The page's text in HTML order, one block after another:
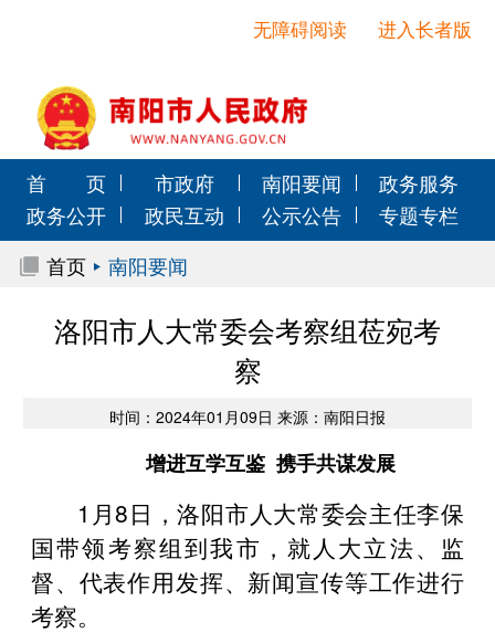
进入长者版
无障碍阅读
首 页 市政府 南阳要闻
政务服务
政务公开
政民互动 公示公告
专题专栏
首页
南阳要闻
洛阳市人大常委会考察组莅宛考
察
时间：2024年01月09日 来源：南阳日报
增进互学互鉴 携手共谋发展
1月8日，洛阳市人大常委会主任李保
国带领考察组到我市，就人大立法、监
督、代表作用发挥、新闻宣传等工作进行
考察。